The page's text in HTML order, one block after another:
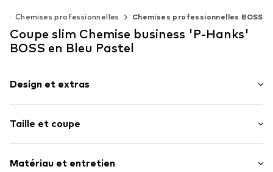
Chemises professionnelles Chemises professionnelles BOSS
Coupe slim Chemise business 'P-Hanks'
BOSS en Bleu Pastel
Design et extras
Coton
Col Kent
Ourlet / bord surpiqué
Taille et coupe
Coupe : Coupe slim
Matériau et entretien